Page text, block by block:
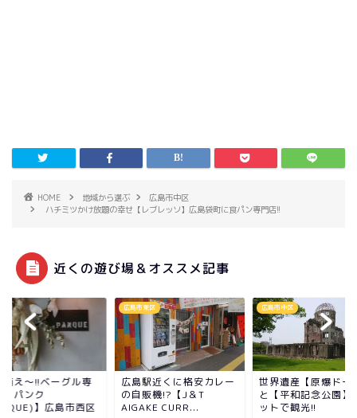
HOME 地域から選ぶ
広島市中区
ハチミツかけ放題の幸せ【レブレッソ】広島袋町に食パン専門店!!
近くの遊び場＆オススメ記事
萌え～!!ベーグル専
【パンク
】広島市西区
広島市東区
広島駅近くに格安カレー
の自販機!?【J＆T
AIGAKE CURR...
広島市中区
世界遺産【原爆ドー
と【平和記念公園】
ットで観光!!